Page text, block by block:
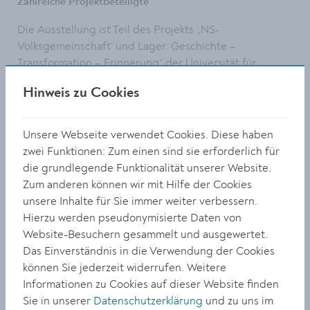
Die Ausstellung ist Teil des Projekts „NS-
Volksgemeinschaft‘ und Lager. Geschichte –
Transformation – Erinnerung“ der Universität für
Martha Keil und Wissenschaftlerin Edith Blaschitz sowie
Jahren intensiv mit der Geschichte der
nationalsozialistischen Lager in Niederösterreich
beschäftigt haben. Parallel zur lokalen Gruppe gab es
auch viele Kontakte zu Nachkommen, die Dokumente
und Erfahrungsberichte bereitstellten. Die Stadt Krems
von Seiten des Kulturamtes und das Institut für
jüdische Geschichte Österreichs unterstützten dieses
Projekt, das Land Niederösterreich war Fördergeber.
Wissenschaftliche Erkenntnisse konnten durch die
Spurensuche der Citizen Scientists zusätzlich
gewonnen werden. D.h. ehrenamtliche Forschende, die
Hinweis zu Cookies
Unsere Webseite verwendet Cookies. Diese haben
zwei Funktionen: Zum einen sind sie erforderlich für
die grundlegende Funktionalität unserer Website.
Zum anderen können wir mit Hilfe der Cookies
unsere Inhalte für Sie immer weiter verbessern.
Hierzu werden pseudonymisierte Daten von
Website-Besuchern gesammelt und ausgewertet.
Das Einverständnis in die Verwendung der Cookies
können Sie jederzeit widerrufen. Weitere
Informationen zu Cookies auf dieser Website finden
Sie in unserer Datenschutzerklärung und zu uns im